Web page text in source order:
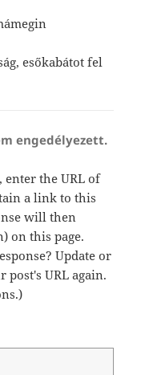
esőkabátot fel
engedélyezett.
enter the URL of
a link to this
will then
on this page.
Update or
post's URL again.
)